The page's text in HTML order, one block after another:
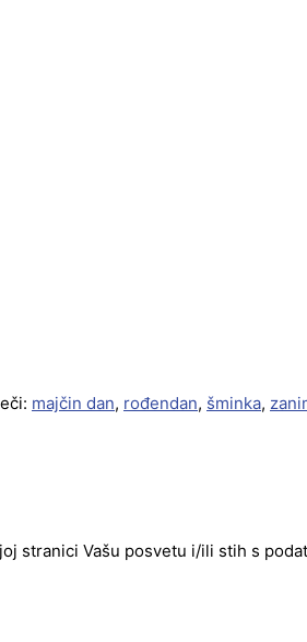
majčin dan, rođendan, šminka,
stranici Vašu posvetu i/ili stih s